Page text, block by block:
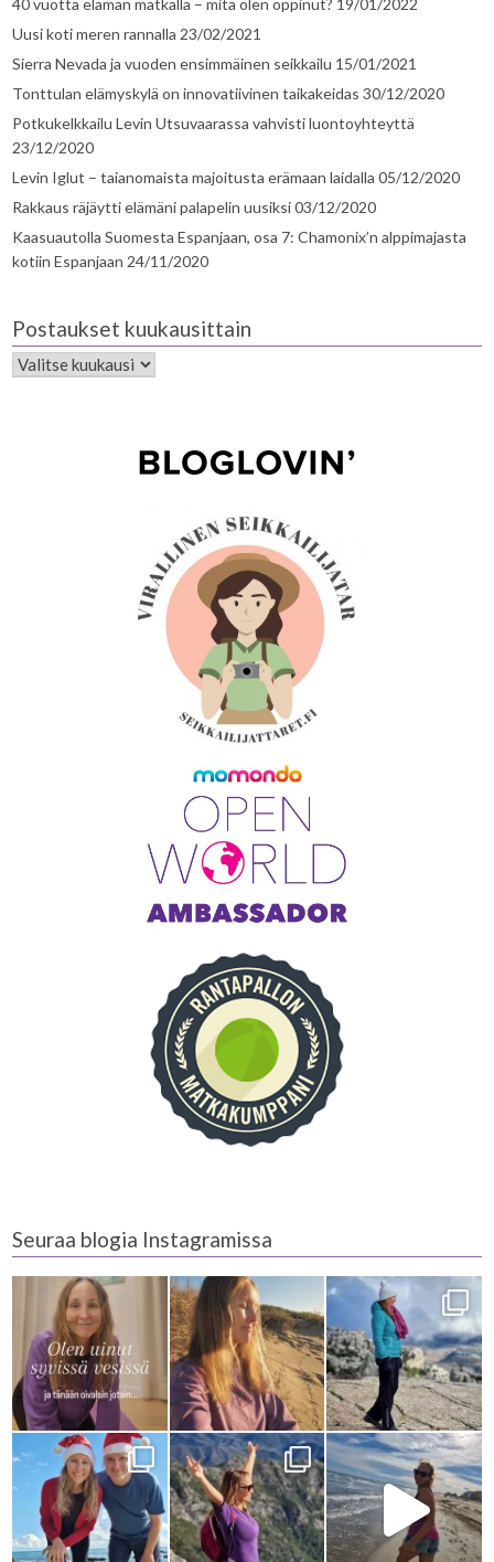
40 vuotta elämän matkalla – mitä olen oppinut? 19/01/2022
Uusi koti meren rannalla 23/02/2021
Sierra Nevada ja vuoden ensimmäinen seikkailu 15/01/2021
Tonttulan elämyskylä on innovatiivinen taikakeidas 30/12/2020
Potkukelkkailu Levin Utsuvaarassa vahvisti luontoyhteyttä
23/12/2020
Levin Iglut – taianomaista majoitusta erämaan laidalla 05/12/2020
Rakkaus räjäytti elämäni palapelin uusiksi03/12/2020
Kaasuautolla Suomesta Espanjaan, osa 7: Chamonix’n alppimajasta
kotiin Espanjaan 24/11/2020
Postaukset kuukausittain
Seuraa blogia Instagramissa